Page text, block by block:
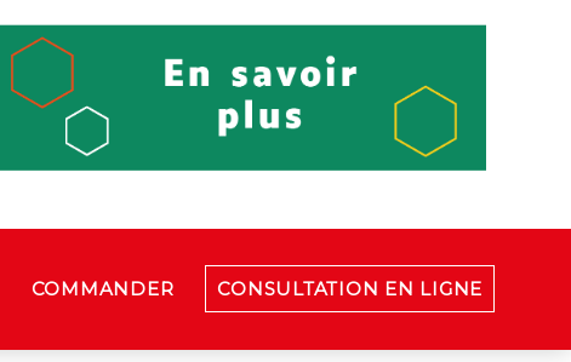
COMMANDER CONSULTATION EN LIGNE